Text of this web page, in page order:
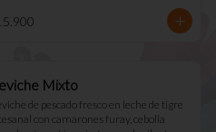
Mixto
de pescado fresco en leche de tigre
con camarones furay, cebolla